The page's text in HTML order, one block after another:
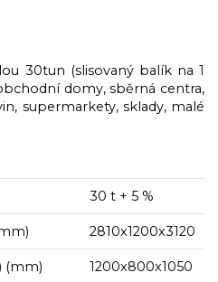
30tun (slisovaný balík na 1
domy, sběrná centra,
supermarkety, sklady, malé
30 t + 5 %
2810x1200x3120
(mm) 1200x800x1050